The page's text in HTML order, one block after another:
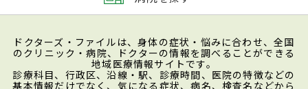
ドクターズ・ファイルは、身体の症状・悩みに合わせ、全国
のクリニック・病院、ドクターの情報を調べることができる
地域医療情報サイトです。
診療科目、行政区、沿線・駅、診療時間、医院の特徴などの
基本情報だけでなく、気になる症状、病名、検査名などから